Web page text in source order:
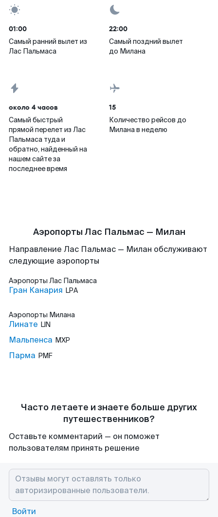
01:00
Самый ранний вылет из
Лас Пальмаса
22:00
Самый поздний вылет
до Милана
около 4 часов
Самый быстрый
прямой перелет из Лас
Пальмаса туда и
обратно, найденный на
нашем сайте за
последнее время
15
Количество рейсов до
Милана в неделю
Аэропорты Лас Пальмас — Милан
Направление Лас Пальмас — Милан обслуживают
следующие аэропорты
Аэропорты Лас Пальмаса
Гран Канария LPA
Аэропорты Милана
Линате LIN
Мальпенса MXP
Парма PMF
Часто летаете и знаете больше других
путешественников?
Оставьте комментарий — он поможет
пользователям принять решение
Войти